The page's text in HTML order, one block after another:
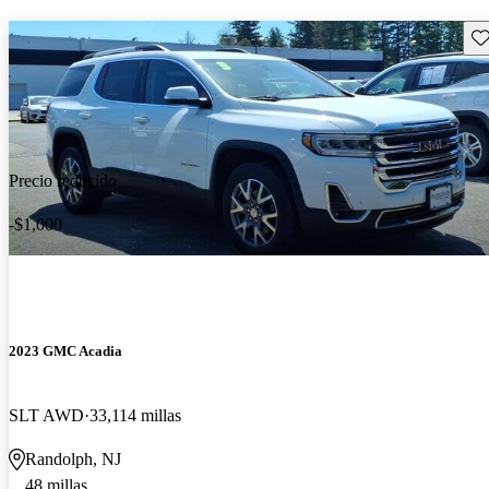
Precio reducido
-$1,000
2023 GMC Acadia
SLT AWD 33,114 millas
Randolph, NJ